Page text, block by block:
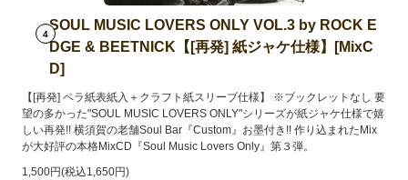
4
SOUL MUSIC LOVERS ONLY VOL.3 by ROCK E
DGE & BEETNICK【[再発] 紙ジャケ仕様】[MixC
D]
【[再発] ペラ紙表紙入＋クラフト紙スリーブ仕様】 ※ブックレットなし 要
望の多かった"SOUL MUSIC LOVERS ONLY"シリーズが紙ジャケ仕様で嬉
しい再発!! 横須賀の老舗Soul Bar『Custom』お墨付き!! 作り込まれたMix
が大好評の本格MixCD『Soul Music Lovers Only』第３弾。
1,500円(税込1,650円)